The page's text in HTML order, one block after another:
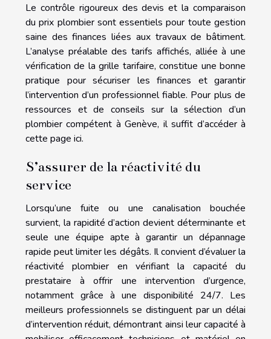
Le contrôle rigoureux des devis et la comparaison
du prix plombier sont essentiels pour toute gestion
saine des finances liées aux travaux de bâtiment.
L’analyse préalable des tarifs affichés, alliée à une
vérification de la grille tarifaire, constitue une bonne
pratique pour sécuriser les finances et garantir
l’intervention d’un professionnel fiable. Pour plus de
ressources et de conseils sur la sélection d’un
plombier compétent à Genève, il suffit d’accéder à
cette page ici.
S’assurer de la réactivité du
service
Lorsqu’une fuite ou une canalisation bouchée
survient, la rapidité d’action devient déterminante et
seule une équipe apte à garantir un dépannage
rapide peut limiter les dégâts. Il convient d’évaluer la
réactivité plombier en vérifiant la capacité du
prestataire à offrir une intervention d’urgence,
notamment grâce à une disponibilité 24/7. Les
meilleurs professionnels se distinguent par un délai
d’intervention réduit, démontrant ainsi leur capacité à